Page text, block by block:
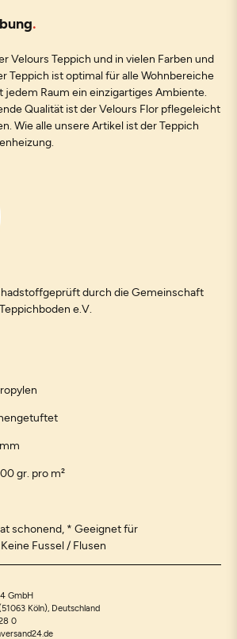
Velours Teppich und in vielen Farben und
Teppich ist optimal für alle Wohnbereiche
Raum ein einzigartiges Ambiente.
Qualität ist der Velours Flor pflegeleicht
Wie alle unsere Artikel ist der Teppich
durch die Gemeinschaft
e.V.
gr. pro m²
schonend, * Geeignet für
Fussel / Flusen
GmbH
Köln), Deutschland
0